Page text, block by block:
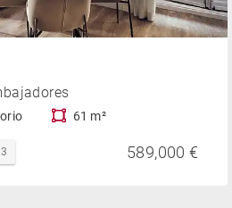
61 m²
589,000 €